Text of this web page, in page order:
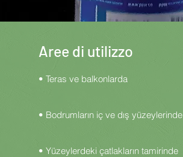
Aree di utilizzo
• Teras ve balkonlarda
• Bodrumların iç ve dış yüzeylerinde
• Yüzeylerdeki çatlakların tamirinde